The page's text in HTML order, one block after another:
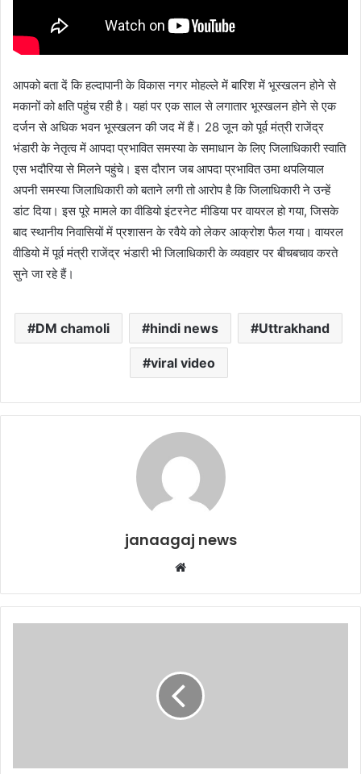
आपको बता दें कि हल्दापानी के विकास नगर मोहल्ले में बारिश में भूस्खलन होने से
मकानों को क्षति पहुंच रही है। यहां पर एक साल से लगातार भूस्खलन होने से एक
दर्जन से अधिक भवन भूस्खलन की जद में हैं। 28 जून को पूर्व मंत्री राजेंद्र
भंडारी के नेतृत्व में आपदा प्रभावित समस्या के समाधान के लिए जिलाधिकारी स्वाति
एस भदौरिया से मिलने पहुंचे। इस दौरान जब आपदा प्रभावित उमा थपलियाल
अपनी समस्या जिलाधिकारी को बताने लगी तो आरोप है कि जिलाधिकारी ने उन्हें
डांट दिया। इस पूरे मामले का वीडियो इंटरनेट मीडिया पर वायरल हो गया, जिसके
बाद स्थानीय निवासियों में प्रशासन के रवैये को लेकर आक्रोश फैल गया। वायरल
वीडियो में पूर्व मंत्री राजेंद्र भंडारी भी जिलाधिकारी के व्यवहार पर बीचबचाव करते
सुने जा रहे हैं।
DM chamoli hindi news Uttrakhand
viral video
janaagaj news
Website